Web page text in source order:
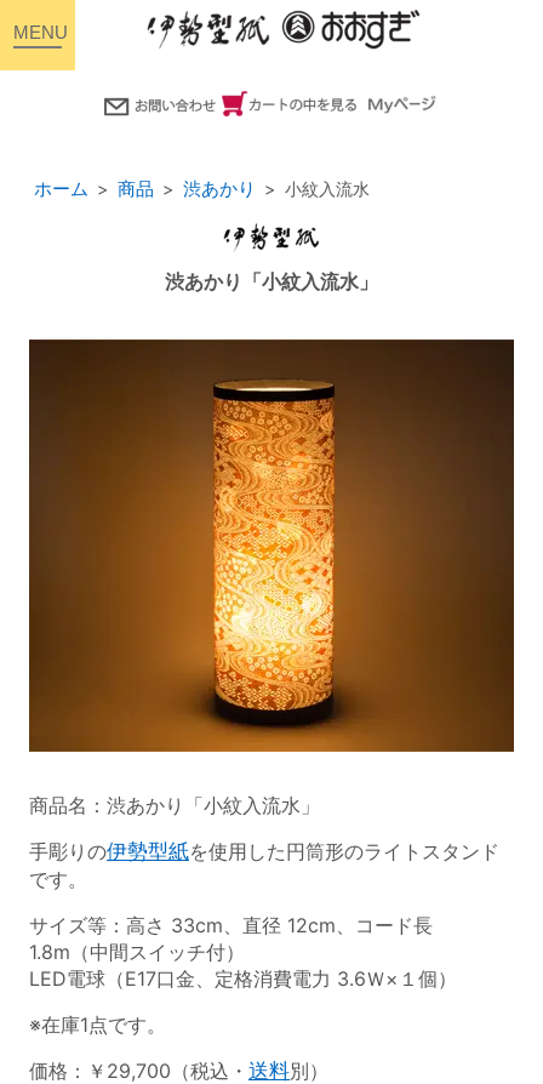
ホーム 商品 渋あかり 小紋入流水
渋あかり「小紋入流水」
商品名：渋あかり「小紋入流水」
手彫りの伊勢型紙を使用した円筒形のライトスタンド
です。
サイズ等：高さ 33cm、直径 12cm、コード長
1.8m（中間スイッチ付）
LED電球（E17口金、定格消費電力 3.6Ｗ×１個）
※在庫1点です。
価格：￥29,700（税込・ 送料別）
toggle
navigation